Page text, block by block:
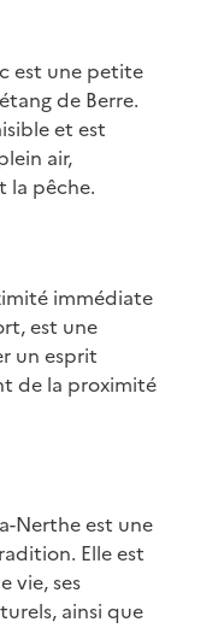
est une petite
de Berre.
et est
air,
la pêche.
immédiate
est une
un esprit
de la proximité
Nerthe est une
Elle est
vie, ses
ainsi que